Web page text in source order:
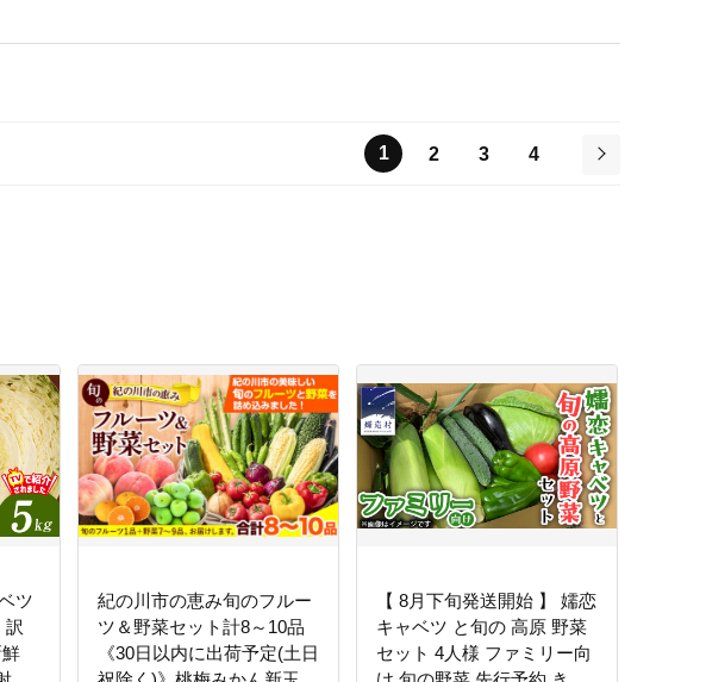
1 2 3
4
ツ
訳
紀の川市の恵み旬のフルー
ツ＆野菜セット計8～10品
《30日以内に出荷予定(土日
【 8月下旬発送開始 】 嬬恋
キャベツ と旬の 高原 野菜
セット 4人様 ファミリー向